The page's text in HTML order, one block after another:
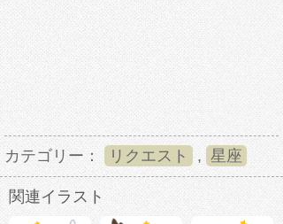
カテゴリー： リクエスト , 星座
関連イラスト